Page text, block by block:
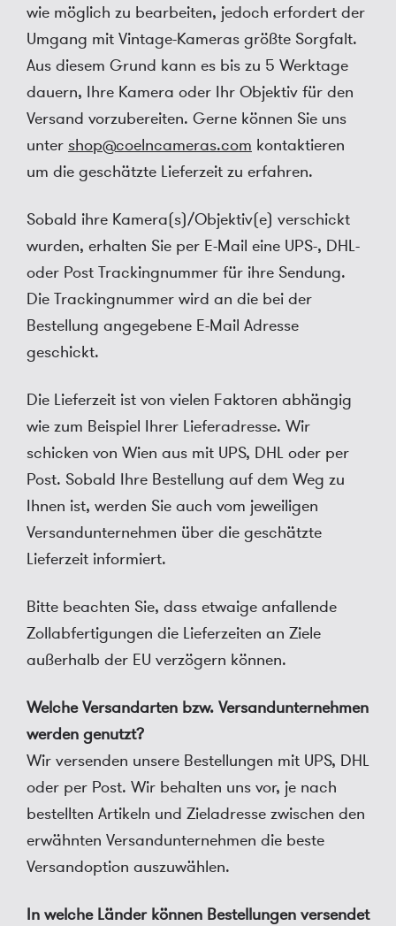
wie möglich zu bearbeiten, jedoch erfordert der
Umgang mit Vintage-Kameras größte Sorgfalt.
Aus diesem Grund kann es bis zu 5 Werktage
dauern, Ihre Kamera oder Ihr Objektiv für den
Versand vorzubereiten. Gerne können Sie uns
unter shop@coelncameras.com kontaktieren
um die geschätzte Lieferzeit zu erfahren.
Sobald ihre Kamera(s)/Objektiv(e) verschickt
wurden, erhalten Sie per E-Mail eine UPS-, DHL-
oder Post Trackingnummer für ihre Sendung.
Die Trackingnummer wird an die bei der
Bestellung angegebene E-Mail Adresse
geschickt.
Die Lieferzeit ist von vielen Faktoren abhängig
wie zum Beispiel Ihrer Lieferadresse. Wir
schicken von Wien aus mit UPS, DHL oder per
Post. Sobald Ihre Bestellung auf dem Weg zu
Ihnen ist, werden Sie auch vom jeweiligen
Versandunternehmen über die geschätzte
Lieferzeit informiert.
Bitte beachten Sie, dass etwaige anfallende
Zollabfertigungen die Lieferzeiten an Ziele
außerhalb der EU verzögern können.
Welche Versandarten bzw. Versandunternehmen
werden genutzt?
Wir versenden unsere Bestellungen mit UPS, DHL
oder per Post. Wir behalten uns vor, je nach
bestellten Artikeln und Zieladresse zwischen den
erwähnten Versandunternehmen die beste
Versandoption auszuwählen.
In welche Länder können Bestellungen versendet